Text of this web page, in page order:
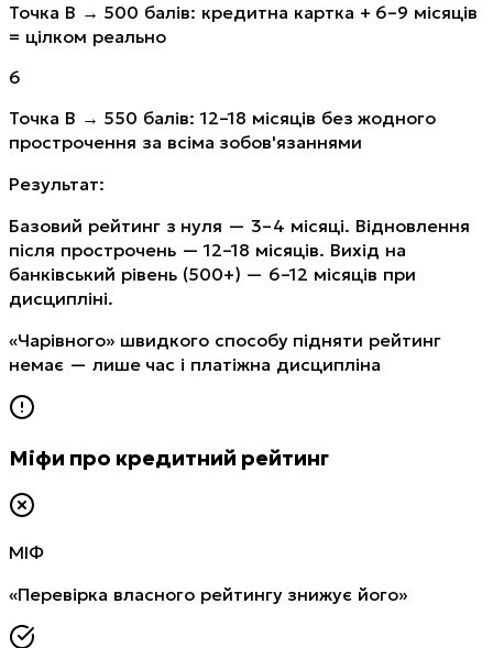
Точка В → 500 балів: кредитна картка + 6–9 місяців
= цілком реально
6
Точка В → 550 балів: 12–18 місяців без жодного
прострочення за всіма зобов'язаннями
Результат:
Базовий рейтинг з нуля — 3–4 місяці. Відновлення
після прострочень — 12–18 місяців. Вихід на
банківський рівень (500+) — 6–12 місяців при
дисципліні.
«Чарівного» швидкого способу підняти рейтинг
немає — лише час і платіжна дисципліна
Міфи про кредитний рейтинг
МІФ
«Перевірка власного рейтингу знижує його»